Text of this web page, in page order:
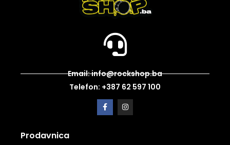
Email: info@rockshop.ba
Telefon: +387 62 597 100
Prodavnica